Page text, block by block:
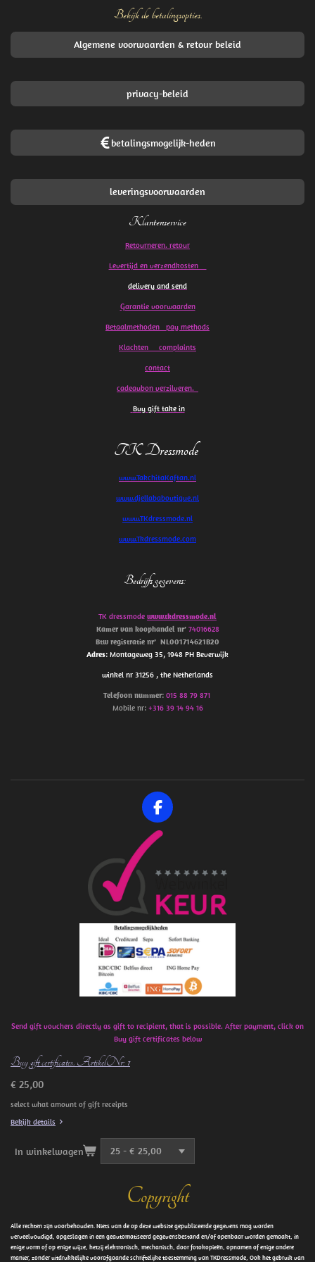
Bekijk de betalingsopties.
Algemene voorwaarden & retour beleid
privacy-beleid
betalingsmogelijk-heden
leveringsvoorwaarden
Klantenservice
Retourneren. retour
Levertijd en verzendkosten
delivery and send
Garantie voorwaarden
Betaalmethoden pay methods
Klachten complaints
contact
cadeaubon verzilveren.
Buy gift take in
TK Dressmode
www.TakchitaKaftan.nl
www.djellababoutique.nl
www.TKdressmode.nl
www.Tkdressmode.com
Bedrijfs gegevens:
TK dressmode www.tkdressmode.nl
Kamer van koophandel nr’ 74016628
Btw registratie nr’ NL001714621B20
Adres: Montageweg 35, 1948 PH Beverwijk
winkel nr 31256 , the Netherlands
Telefoon nummer:015 88 79 871
Mobile nr: +316 39 14 94 16
F
a
c
b
o
k
Send gift vouchers directly as gift to recipient, that is possible. After payment, click on
Buy gift certificates below
Buy gift certificates. ArtikelNr: 1
€ 25,00
select what amount of gift receipts
Bekijk details
In winkelwagen
Copyright
Alle rechten zijn voorbehouden. Niets van de op deze website gepubliceerde gegevens mag worden
verveelvoudigd, opgeslagen in een geautomatiseerd gegevensbestand en/of openbaar worden gemaakt, in
enige vorm of op enige wijze, hetzij elektronisch, mechanisch, door fotokopieën, opnamen of enige andere
manier, zonder uitdrukkelijke voorafgaande schriftelijke toestemming van TKDressmode, Ook het gebruik van